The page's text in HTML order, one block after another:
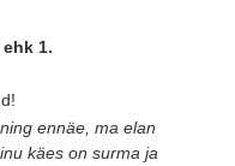
1.
ennäe, ma elan
käes on surma ja